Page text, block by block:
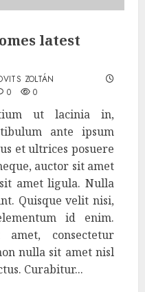
latest
ZOLTÁN
0 0
ut lacinia in,
ante ipsum
et ultrices posuere
auctor sit amet
amet ligula. Nulla
Quisque velit nisi,
id enim.
consectetur
nulla sit amet nisl
Curabitur...